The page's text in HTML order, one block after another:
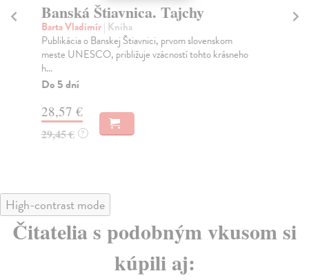
krásneho
Tak mnoho, tak málo
Birgus Vladimír
Mnohdy dosud nepublikované syrové fotografie
Vladimíra Birguse ukazují život v československých
22,31 €
23,00 €
High-contrast mode
Čitatelia s podobným vkusom si
kúpili aj: